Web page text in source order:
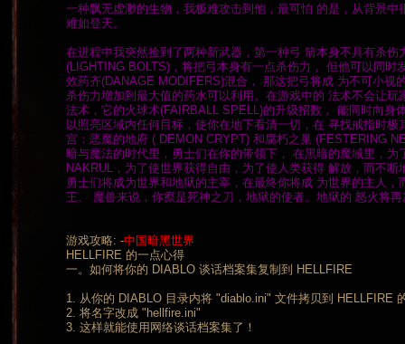
一种飘无虚渺的生物，我极难攻击到他，最可怕 的是，从背景
难如登天。
在进程中我突然捡到了两种新武器，第一种弓 箭本身不具有杀
(LIGHTING BOLTS)，将把弓本身有一点杀伤力， 但他可以同时
效药齐(DANAGE MODIFERS)混合， 那这把弓将成 为不可小视
杀伤力增加到最大值的药水可以利用。在游戏中的 法术不会让玩
法术，它的火球术(FAIRBALL SPELL)的升级招数， 能同时向身
以照亮区域内任何目标，使你在地下看清一切，在 寻找戒指时
宫：恶魔的地府 ( DEMON CRYPT) 和腐朽之巢 (FESTERING
暗与魔法的时代里，勇士们在你的带领下， 在黑暗的魔域里，
NAKRUL，为了使世界获得自由，为了使人类获得 解放，而不
勇士们将成为世界和地狱的主宰，在最终你将成 为世界的主人
王、 魔兽来说，你瘵是死神之刀，地狱的使者。地狱的 怒火将
游戏攻略: -中国暗黑世界
HELLFIRE 的一点心得
一。如何将你的 DIABLO 谈话档案集复制到 HELLFIRE
1. 从你的 DIABLO 目录内将 "diablo.ini" 文件拷贝到 HELLFIRE
2. 将名字改成 "hellfire.ini"
3. 这样就能使用网络谈话档案集了！